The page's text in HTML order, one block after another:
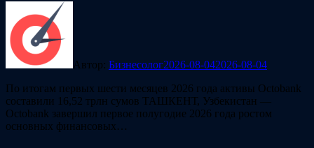
Автор: Бизнесолог2026-08-042026-08-04
По итогам первых шести месяцев 2026 года активы Octobank
составили 16,52 трлн сумов ТАШКЕНТ, Узбекистан —
Octobank завершил первое полугодие 2026 года ростом
основных финансовых…